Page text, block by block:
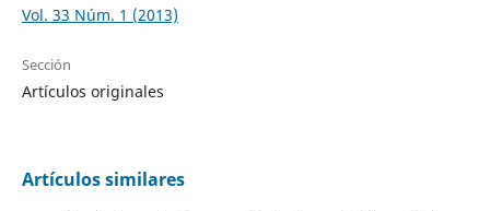
Vol. 33 Núm. 1 (2013)
Sección
Artículos originales
Artículos similares